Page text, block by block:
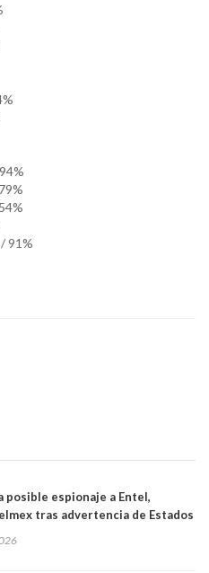
91%
posible espionaje a Entel,
tras advertencia de Estados